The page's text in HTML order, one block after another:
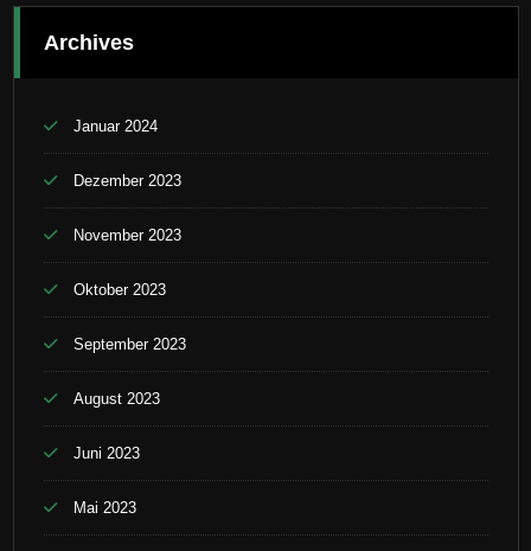
Archives
Januar 2024
Dezember 2023
November 2023
Oktober 2023
September 2023
August 2023
Juni 2023
Mai 2023